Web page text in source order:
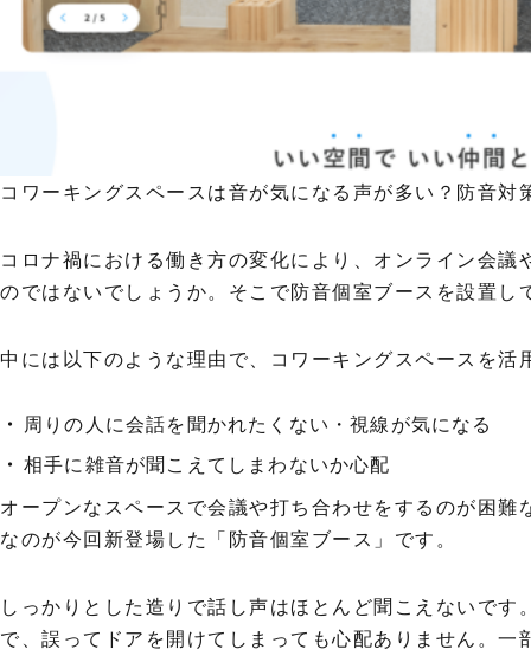
コワーキングスペースは音が気になる声が多い？防音
コロナ禍における働き方の変化により、オンライン会
のではないでしょうか。そこで防音個室ブースを設置し
中には以下のような理由で、コワーキングスペースを活
周りの人に会話を聞かれたくない・視線が気になる
相手に雑音が聞こえてしまわないか心配
オープンなスペースで会議や打ち合わせをするのが困
なのが今回新登場した「防音個室ブース」です。
しっかりとした造りで話し声はほとんど聞こえないで
で、誤ってドアを開けてしまっても心配ありません。